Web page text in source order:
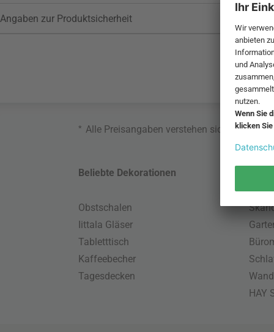
Angaben zur Produktsicherheit
* Alle Preisangaben verstehen sich inklusive
Beliebte Dekorationen
Obstschalen
Iittala Gläser
Tabletttisch
Kaffeebecher
Tagesdecken
HAY